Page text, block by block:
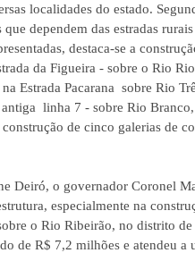
localidades do estado.
dependem das estradas
destaca-se a
da Figueira - sobre o Rio
Estrada Pacarana  sobre Rio
linha 7 - sobre Rio
de cinco galerias de
Deiró, o governador Coronel
especialmente na
o Rio Ribeirão, no distrito
de R$ 7,2 milhões e atendeu